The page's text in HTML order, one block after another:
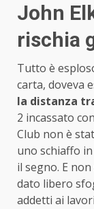
John
rischia
Tutto è
carta, doveva
la distanza
2 incassato
Club non è
uno schiaffo
il segno. E
dato libero
addetti ai